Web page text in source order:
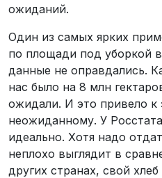
ожиданий.
Один из самых ярких
по площади под уборкой
данные не оправдались.
нас было на 8 млн
ожидали. И это привело к
неожиданному. У
идеально. Хотя надо
неплохо выглядит в
других странах, свой